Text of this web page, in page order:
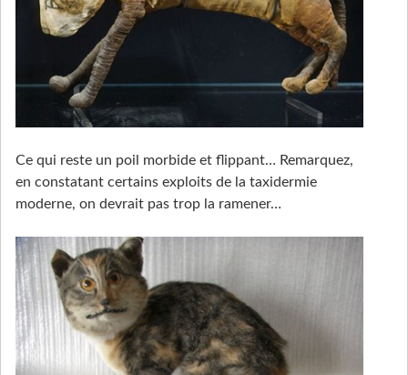
Ce qui reste un poil morbide et flippant… Remarquez,
en constatant certains exploits de la taxidermie
moderne, on devrait pas trop la ramener…